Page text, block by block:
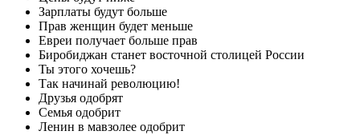
Зарплаты будут больше
Прав женщин будет меньше
Евреи получает больше прав
Биробиджан станет восточной столицей России
Ты этого хочешь?
Так начинай революцию!
Друзья одобрят
Семья одобрит
Ленин в мавзолее одобрит